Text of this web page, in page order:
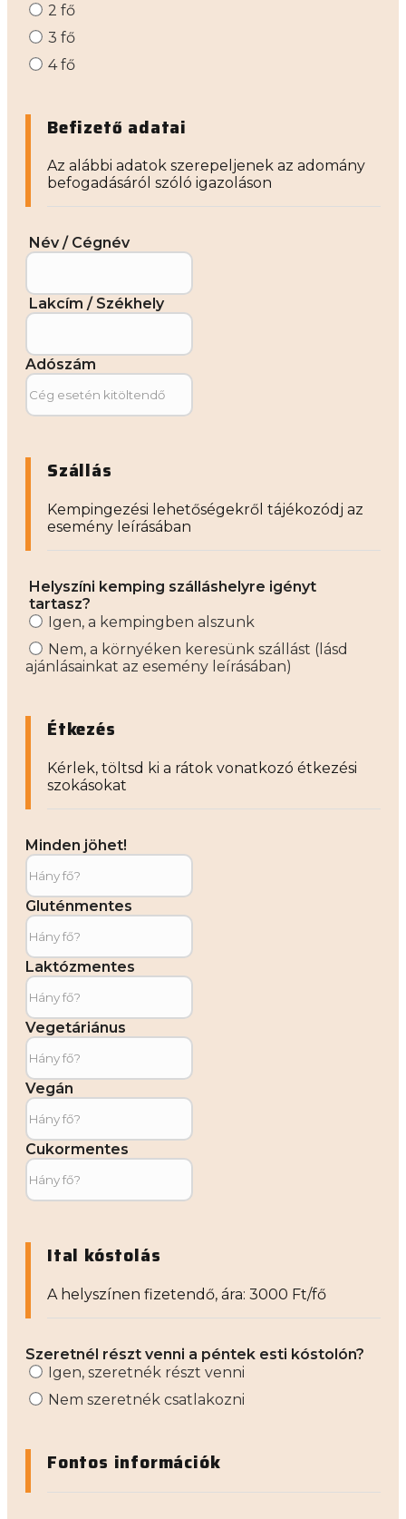
2 fő
3 fő
4 fő
Befizető adatai
Az alábbi adatok szerepeljenek az adomány
befogadásáról szóló igazoláson
Név / Cégnév
Lakcím / Székhely
Adószám
Szállás
Kempingezési lehetőségekről tájékozódj az
esemény leírásában
Helyszíni kemping szálláshelyre igényt
tartasz?
Igen, a kempingben alszunk
Nem, a környéken keresünk szállást (lásd
ajánlásainkat az esemény leírásában)
Étkezés
Kérlek, töltsd ki a rátok vonatkozó étkezési
szokásokat
Minden jöhet!
Gluténmentes
Laktózmentes
Vegetáriánus
Vegán
Cukormentes
Ital kóstolás
A helyszínen fizetendő, ára: 3000 Ft/fő
Szeretnél részt venni a péntek esti kóstolón?
Igen, szeretnék részt venni
Nem szeretnék csatlakozni
Fontos információk